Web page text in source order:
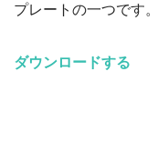
プレートの一つです。
ダウンロードする